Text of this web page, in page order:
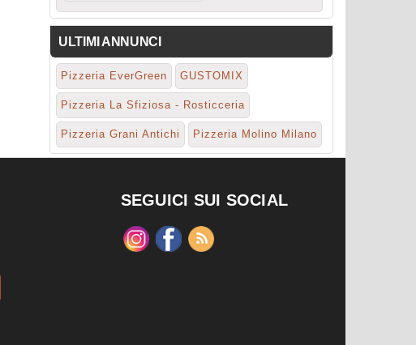
ULTIMI ANNUNCI
Pizzeria EverGreen GUSTOMIX
Pizzeria La Sfiziosa - Rosticceria
Pizzeria Grani Antichi Pizzeria Molino Milano
SEGUICI SUI SOCIAL